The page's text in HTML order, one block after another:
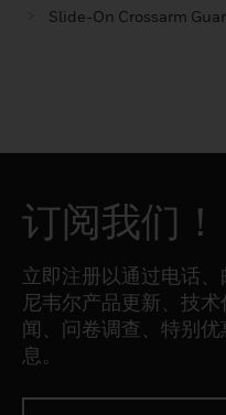
Slide-On Crossarm
订阅我们！
立即注册以通过电话
尼韦尔产品更新、技
闻、问卷调查、特别
息。